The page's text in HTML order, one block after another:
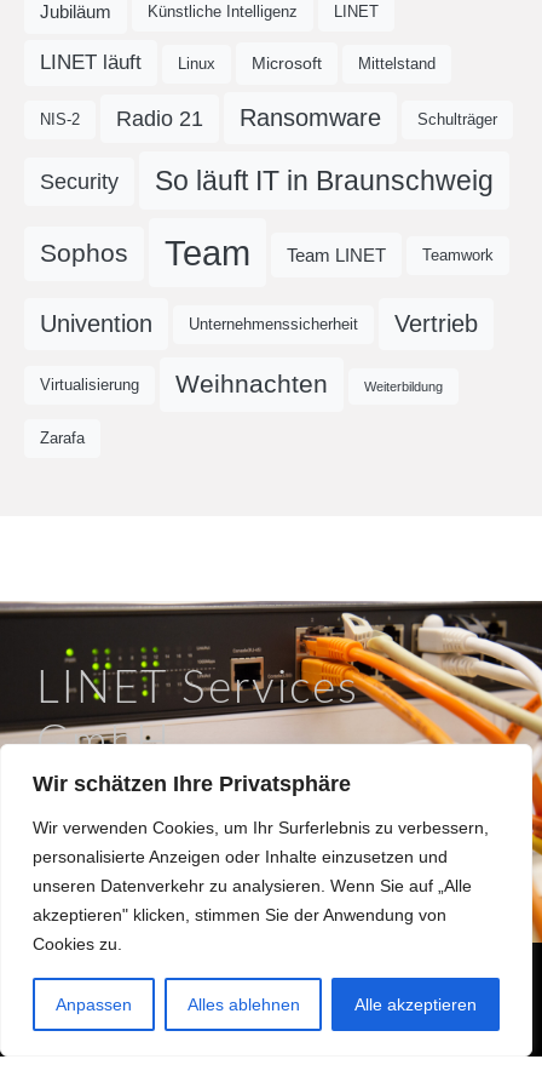
Wir schätzen Ihre Privatsphäre
Wir verwenden Cookies, um Ihr Surferlebnis zu verbessern,
personalisierte Anzeigen oder Inhalte einzusetzen und
unseren Datenverkehr zu analysieren. Wenn Sie auf „Alle
akzeptieren" klicken, stimmen Sie der Anwendung von
Cookies zu.
Anpassen Alles ablehnen Alle akzeptieren
Jubiläum Künstliche Intelligenz LINET
LINET läuft Linux Microsoft Mittelstand
NIS-2 Radio 21 Ransomware Schulträger
Security So läuft IT in Braunschweig
Sophos Team Team LINET Teamwork
Univention Unternehmenssicherheit Vertrieb
Virtualisierung Weihnachten Weiterbildung
Zarafa
LINET Services
GmbH
So läuft IT in Braunschweig.
Hinter dem Turme 12a, 38114 Braunschweig
0531 / 180508 0
info@linet.de
Hinweisgeberformular